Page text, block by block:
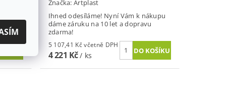
Značka:Artplast
Ihned odesíláme! Nyní Vám k nákupu
dáme záruku na 10 let a dopravu
zdarma!
5 107,41 Kč včetně DPH
4 221 Kč/ ks